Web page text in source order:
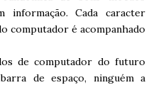
informação. Cada caracter
computador é acompanhado
de computador do futuro
de espaço, ninguém a